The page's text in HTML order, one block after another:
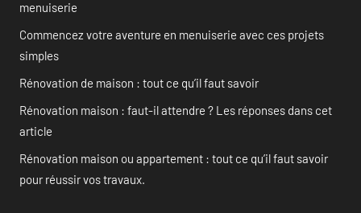
menuiserie
Commencez votre aventure en menuiserie avec ces projets
simples
Rénovation de maison : tout ce qu’il faut savoir
Rénovation maison : faut-il attendre ? Les réponses dans cet
article
Rénovation maison ou appartement : tout ce qu’il faut savoir
pour réussir vos travaux.